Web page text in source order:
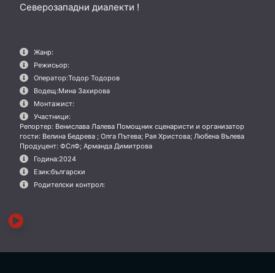
Северозападни диалекти !
Жанр:
Режисьор:
Оператор:Тодор Тодоров
Водещ:Мина Захирова
Монтажист:
Участници:
Репортер: Венислава Лалева Помощник сценаристи и организатор
гости: Велина Бедрева ; Олга Пътева; Рая Христова; Любена Вълева
Продуцент: ФСлФ; Арманда Димитрова
Година:2024
Език:български
Родителски контрол: